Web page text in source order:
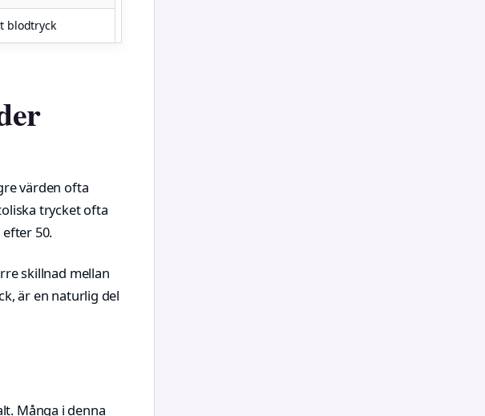
blodtryck
värden ofta
trycket ofta
50.
skillnad mellan
är en naturlig del
Många i denna